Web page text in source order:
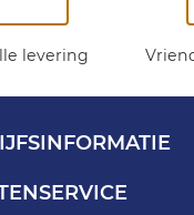
levering